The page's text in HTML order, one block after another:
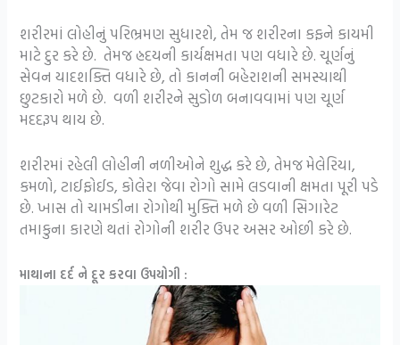
શરીરમાં લોહીનું પરિભ્રમણ સુધારશે, તેમ જ શરીરના કફને કાયમી
માટે દુર કરે છે. તેમજ હ્રદયની કાર્યક્ષમતા પણ વધારે છે. ચૂર્ણનું
સેવન યાદશક્તિ વધારે છે, તો કાનની બહેરાશની સમસ્યાથી
છુટકારો મળે છે. વળી શરીરને સુડોળ બનાવવામાં પણ ચૂર્ણ
મદદરૂપ થાય છે.
શરીરમાં રહેલી લોહીની નળીઓને શુદ્ધ કરે છે, તેમજ મેલેરિયા,
કમળો, ટાઈફોઈડ, કોલેરા જેવા રોગો સામે લડવાની ક્ષમતા પૂરી પડે
છે. ખાસ તો ચામડીના રોગોથી મુક્તિ મળે છે વળી સિગારેટ
તમાકુના કારણે થતાં રોગોની શરીર ઉપર અસર ઓછી કરે છે.
માથાના દર્દ ને દૂર કરવા ઉપયોગી :